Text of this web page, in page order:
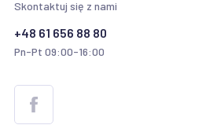
Skontaktuj się z nami
+48 61 656 88 80
Pn-Pt 09:00-16:00